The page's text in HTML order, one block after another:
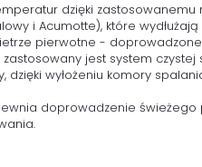
dzięki
i Acumotte), które
pierwotne -
jest system czystej
dzięki wyłożeniu komory
doprowadzenie